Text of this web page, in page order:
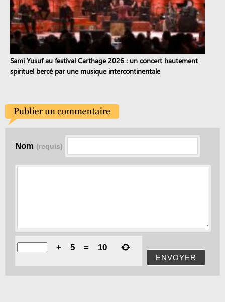
Sami Yusuf au festival Carthage 2026 : un concert hautement
spirituel bercé par une musique intercontinentale
Nom (requis)
ENVOYER
+ 5 = 10